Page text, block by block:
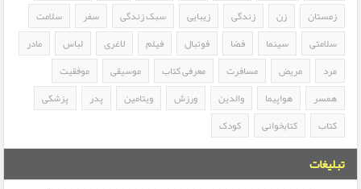
زمستان
زن زندگی زیبایی سبک زندگی سفر
سلامت
سلامتی
سینما فضا فوتبال فیلم لاغری لباس
مادر
مرد
مریض مسافرت معرفی کتاب موسیقی
موفقیت
همسر
هواپیما والدین ورزش ویتامین پدر
پزشکی
کتاب
کتابخوانی کودک
تبلیغات